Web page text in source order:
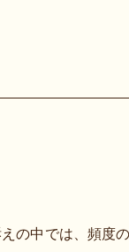
の中では、頻度